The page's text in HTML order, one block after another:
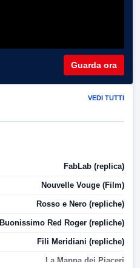
Guarda ora
VEDI TUTTI
FabLab (replica)
Nouvelle Vouge (Film)
Rosso e Nero (repliche)
Buonissimo Red Roger (repliche)
Fili Meridiani (repliche)
La Mappa dei Piaceri